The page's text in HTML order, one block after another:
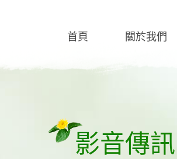
首頁 關於我們
影音傳訊